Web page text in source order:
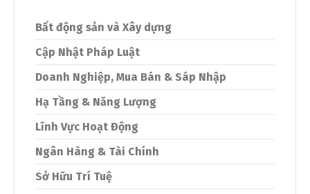
Bất động sản và Xây dựng
Cập Nhật Pháp Luật
Doanh Nghiệp, Mua Bán & Sáp Nhập
Hạ Tầng & Năng Lượng
Lĩnh Vực Hoạt Động
Ngân Hàng & Tài Chính
Sở Hữu Trí Tuệ